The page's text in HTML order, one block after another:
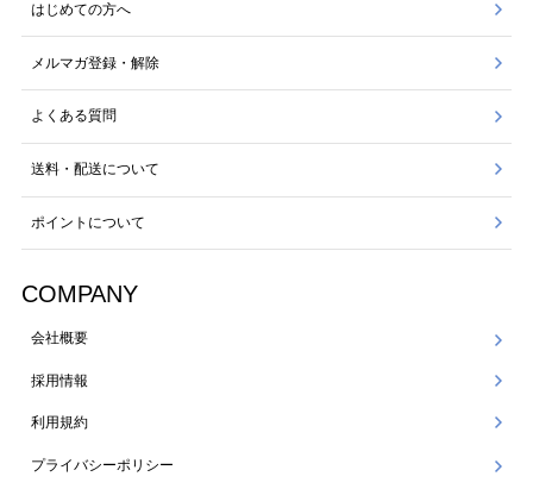
はじめての方へ
メルマガ登録・解除
よくある質問
送料・配送について
ポイントについて
COMPANY
会社概要
採用情報
利用規約
プライバシーポリシー